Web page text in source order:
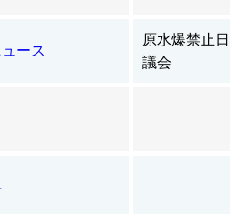
ース
原水爆禁止日
議会